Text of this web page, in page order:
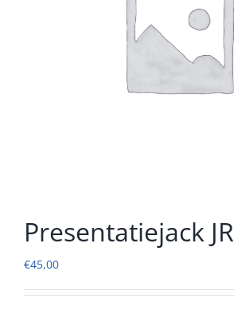
Presentatiejack JR
€45,00